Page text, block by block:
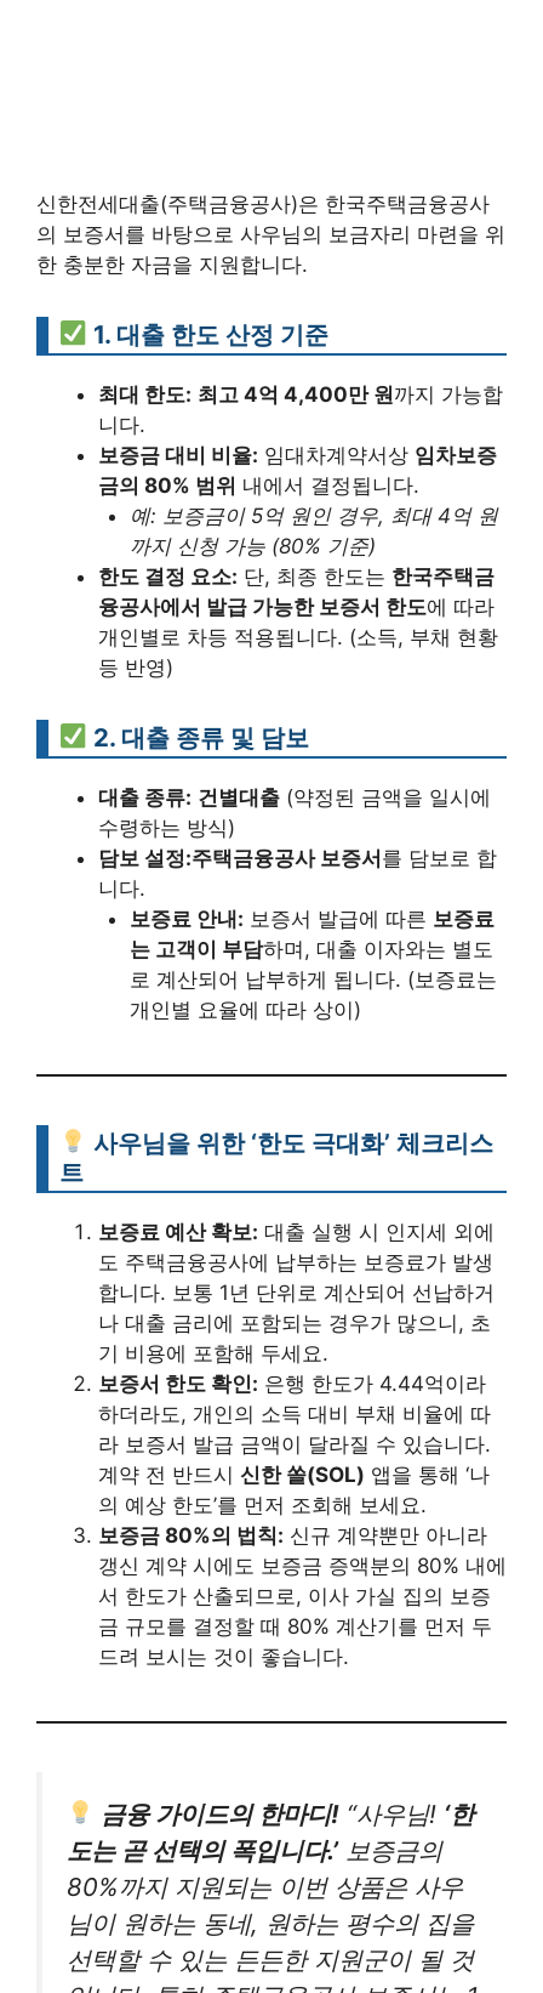
신한전세대출(주택금융공사)은 한국주택금융공사
의 보증서를 바탕으로 사우님의 보금자리 마련을 위
한 충분한 자금을 지원합니다.
1. 대출 한도 산정 기준
최대 한도: 최고 4억 4,400만 원까지 가능합
니다.
보증금 대비 비율: 임대차계약서상 임차보증
금의 80% 범위 내에서 결정됩니다.
예: 보증금이 5억 원인 경우, 최대 4억 원
까지 신청 가능 (80% 기준)
한도 결정 요소: 단, 최종 한도는 한국주택금
융공사에서 발급 가능한 보증서 한도에 따라
개인별로 차등 적용됩니다. (소득, 부채 현황
등 반영)
2. 대출 종류 및 담보
대출 종류: 건별대출 (약정된 금액을 일시에
수령하는 방식)
담보 설정:주택금융공사 보증서를 담보로 합
니다.
보증료 안내: 보증서 발급에 따른 보증료
는 고객이 부담하며, 대출 이자와는 별도
로 계산되어 납부하게 됩니다. (보증료는
개인별 요율에 따라 상이)
사우님을 위한 ‘한도 극대화’ 체크리스
트
보증료 예산 확보: 대출 실행 시 인지세 외에
도 주택금융공사에 납부하는 보증료가 발생
합니다. 보통 1년 단위로 계산되어 선납하거
나 대출 금리에 포함되는 경우가 많으니, 초
기 비용에 포함해 두세요.
보증서 한도 확인: 은행 한도가 4.44억이라
하더라도, 개인의 소득 대비 부채 비율에 따
라 보증서 발급 금액이 달라질 수 있습니다.
계약 전 반드시 신한 쏠(SOL) 앱을 통해 ‘나
의 예상 한도’를 먼저 조회해 보세요.
보증금 80%의 법칙: 신규 계약뿐만 아니라
갱신 계약 시에도 보증금 증액분의 80% 내에
서 한도가 산출되므로, 이사 가실 집의 보증
금 규모를 결정할 때 80% 계산기를 먼저 두
드려 보시는 것이 좋습니다.
금융 가이드의 한마디! “사우님! ‘한
도는 곧 선택의 폭입니다.’보증금의
80%까지 지원되는 이번 상품은 사우
님이 원하는 동네, 원하는 평수의 집을
선택할 수 있는 든든한 지원군이 될 것